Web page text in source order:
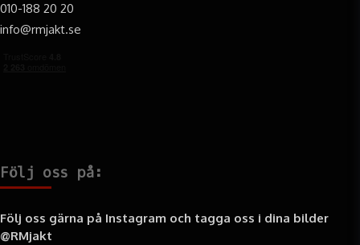
010-188 20 20
info@rmjakt.se
Följ oss på:
Följ oss gärna på Instagram och tagga oss i dina bilder
@RMjakt